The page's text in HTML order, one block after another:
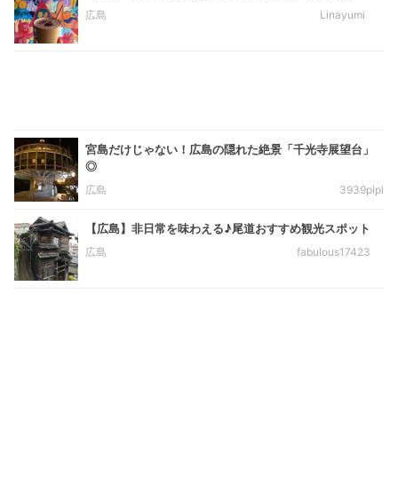
広島 Linayumi
宮島だけじゃない！広島の隠れた絶景「千光寺展望台」
◎
広島 3939plpl
【広島】非日常を味わえる♪尾道おすすめ観光スポット
広島 fabulous17423